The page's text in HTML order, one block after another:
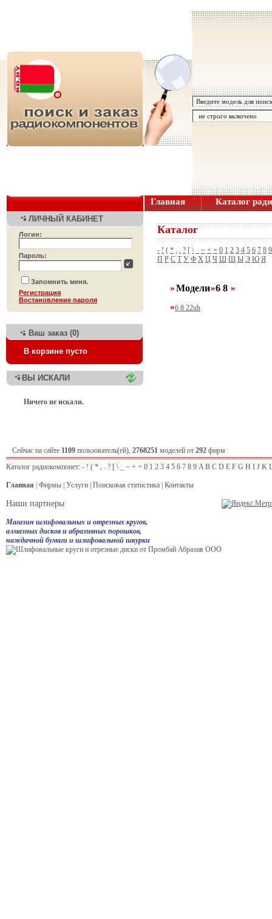
Главная Каталог
ЛИЧНЫЙ КАБИНЕТ
Логин:
Пароль:
Запомнить меня.
Регистрация
Bостановление пароля
Ваш заказ (0)
В корзине пусто
ВЫ ИСКАЛИ
Ничего не искали.
Каталог
- ! ( * , . ? [ \ ~ + = 0 1 2 3 4 5 6 7 8 9
П Р С Т У Ф Х Ц Ч Ш Щ Ы Э Ю Я
Модели 6 8
6 8 22uh
Сейчас на сайте 1109 пользователь(ей), 2768251 моделей от 292 фирм
Каталог радиокомпонет: - ! ( * , . ? [ \ ~ + = 0 1 2 3 4 5 6 7 8 9 A B C D E F G H I J K
Главная Фирмы Услуги Поисковая статистика Контакты
Наши партнеры
Магазин шлифовальных и отрезных кругов,
алмазных дисков и абразивных порошков,
наждачной бумаги и шлифовальной шкурки